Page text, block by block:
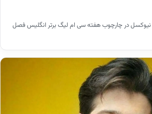
در چارچوب هفته سی ام لیگ برتر انگلیس فصل